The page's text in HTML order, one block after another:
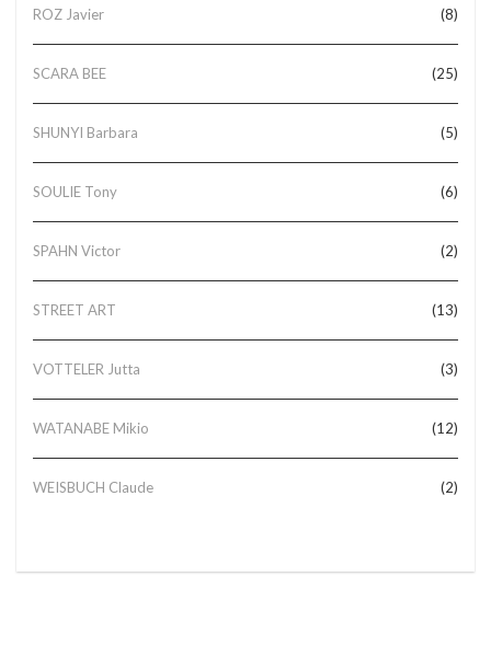
ROZ Javier (8)
SCARA BEE (25)
SHUNYI Barbara (5)
SOULIE Tony (6)
SPAHN Victor (2)
STREET ART (13)
VOTTELER Jutta (3)
WATANABE Mikio (12)
WEISBUCH Claude (2)